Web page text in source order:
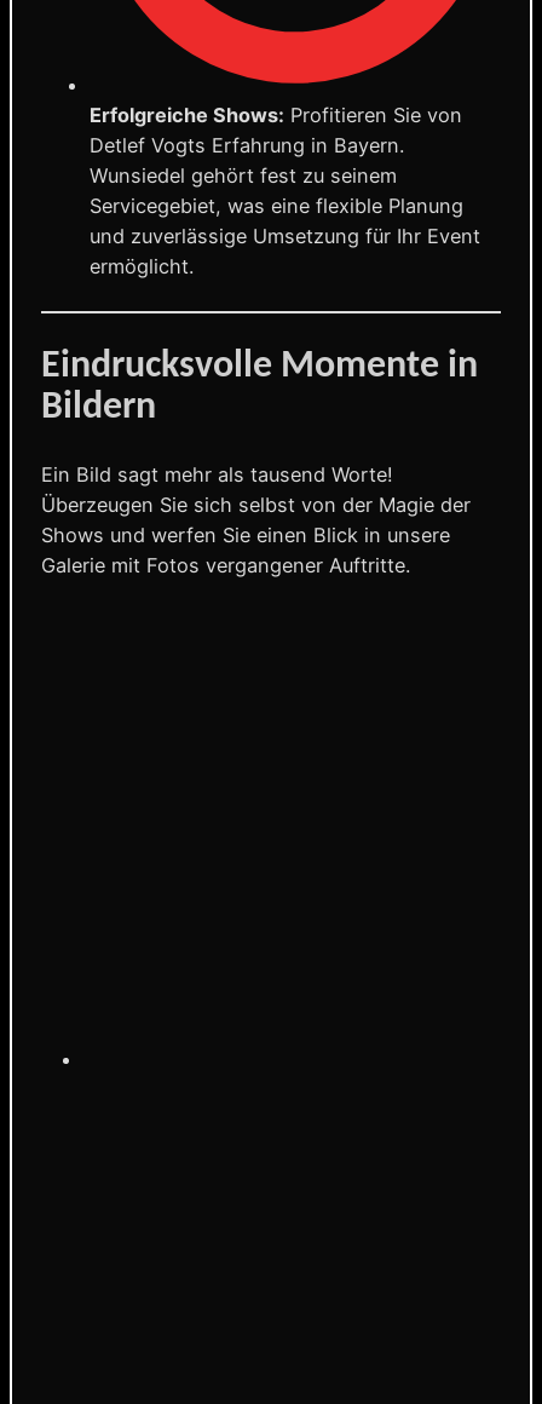
Erfolgreiche Shows: Profitieren Sie von
Detlef Vogts Erfahrung in Bayern.
Wunsiedel gehört fest zu seinem
Servicegebiet, was eine flexible Planung
und zuverlässige Umsetzung für Ihr Event
ermöglicht.
Eindrucksvolle Momente in
Bildern
Ein Bild sagt mehr als tausend Worte!
Überzeugen Sie sich selbst von der Magie der
Shows und werfen Sie einen Blick in unsere
Galerie mit Fotos vergangener Auftritte.